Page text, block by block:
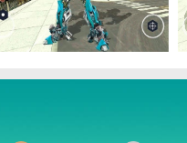
，包括单人挑战、多
式进行冒险与对战。
以在战斗中自由切换
佳变形，带来灵活多变